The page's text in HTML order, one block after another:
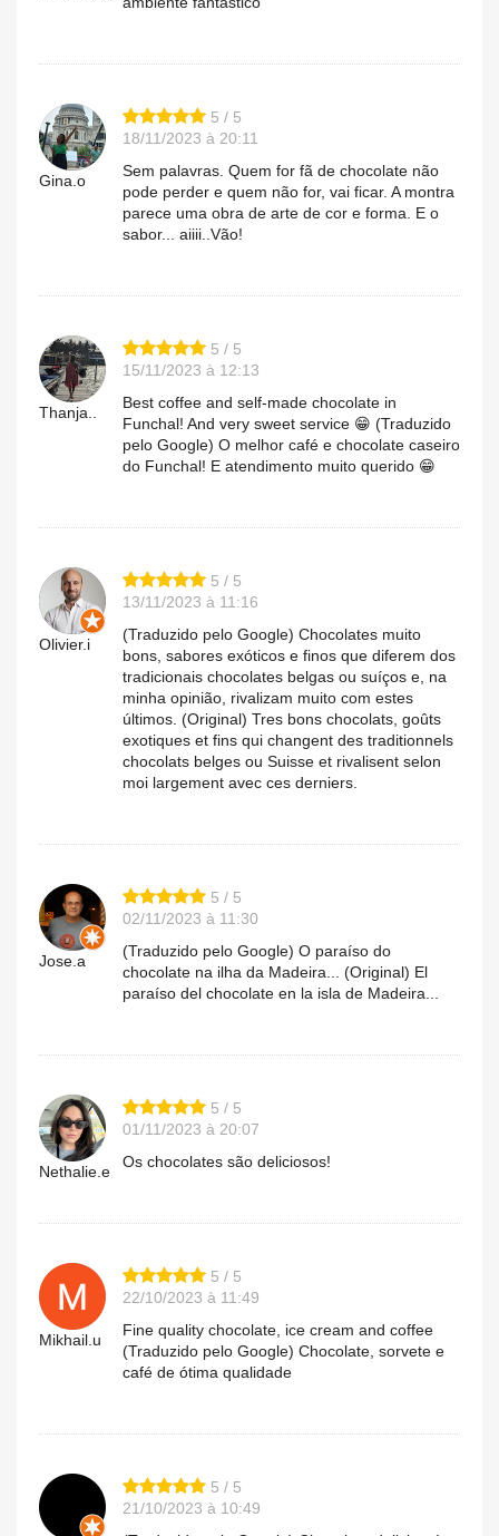
Gina.o
5 / 5
18/11/2023 à 20:11
Sem palavras. Quem for fã de chocolate não
pode perder e quem não for, vai ficar. A montra
parece uma obra de arte de cor e forma. E o
sabor... aiiii..Vão!
Thanja..
5 / 5
15/11/2023 à 12:13
Best coffee and self-made chocolate in
Funchal! And very sweet service 😁 (Traduzido
pelo Google) O melhor café e chocolate caseiro
do Funchal! E atendimento muito querido 😁
Olivier.i
5 / 5
13/11/2023 à 11:16
(Traduzido pelo Google) Chocolates muito
bons, sabores exóticos e finos que diferem dos
tradicionais chocolates belgas ou suíços e, na
minha opinião, rivalizam muito com estes
últimos. (Original) Tres bons chocolats, goûts
exotiques et fins qui changent des traditionnels
chocolats belges ou Suisse et rivalisent selon
moi largement avec ces derniers.
Jose.a
5 / 5
02/11/2023 à 11:30
(Traduzido pelo Google) O paraíso do
chocolate na ilha da Madeira... (Original) El
paraíso del chocolate en la isla de Madeira...
Nethalie.e
5 / 5
01/11/2023 à 20:07
Os chocolates são deliciosos!
Mikhail.u
5 / 5
22/10/2023 à 11:49
Fine quality chocolate, ice cream and coffee
(Traduzido pelo Google) Chocolate, sorvete e
café de ótima qualidade
5 / 5
21/10/2023 à 10:49